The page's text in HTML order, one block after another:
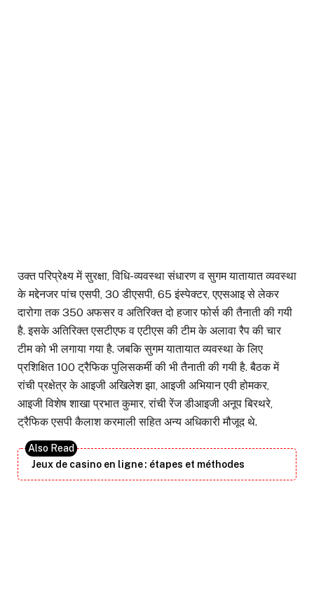
उक्त परिप्रेक्ष्य में सुरक्षा, विधि-व्यवस्था संधारण व सुगम यातायात व्यवस्था
के मद्देनजर पांच एसपी, 30 डीएसपी, 65 इंस्पेक्टर, एएसआइ से लेकर
दारोगा तक 350 अफसर व अतिरिक्त दो हजार फोर्स की तैनाती की गयी
है. इसके अतिरिक्त एसटीएफ व एटीएस की टीम के अलावा रैप की चार
टीम को भी लगाया गया है. जबकि सुगम यातायात व्यवस्था के लिए
प्रशिक्षित 100 ट्रैफिक पुलिसकर्मी की भी तैनाती की गयी है. बैठक में
रांची प्रक्षेत्र के आइजी अखिलेश झा, आइजी अभियान एवी होमकर,
आइजी विशेष शाखा प्रभात कुमार, रांची रेंज डीआइजी अनूप बिरथरे,
ट्रैफिक एसपी कैलाश करमाली सहित अन्य अधिकारी मौजूद थे.
Jeux de casino en ligne : étapes et méthodes